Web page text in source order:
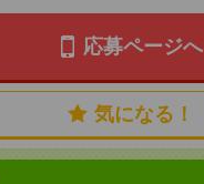
応募ページへ
気になる！